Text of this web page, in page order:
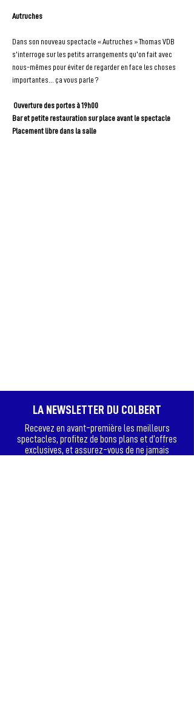
Autruches
Dans son nouveau spectacle « Autruches » Thomas VDB
s’interroge sur les petits arrangements qu’on fait avec
nous-mêmes pour éviter de regarder en face les choses
importantes… ça vous parle ?
Ouverture des portes à 19h00
Bar et petite restauration sur place avant le spectacle
Placement libre dans la salle
LA NEWSLETTER DU COLBERT
Recevez en avant-première les meilleurs
spectacles, profitez de bons plans et d’offres
exclusives, et assurez-vous de ne jamais